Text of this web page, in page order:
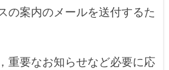
の案内のメールを送付するた
重要なお知らせなど必要に応